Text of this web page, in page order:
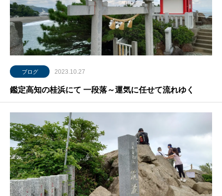
ブログ 2023.10.27
鑑定高知の桂浜にて 一段落～運気に任せて流れゆく